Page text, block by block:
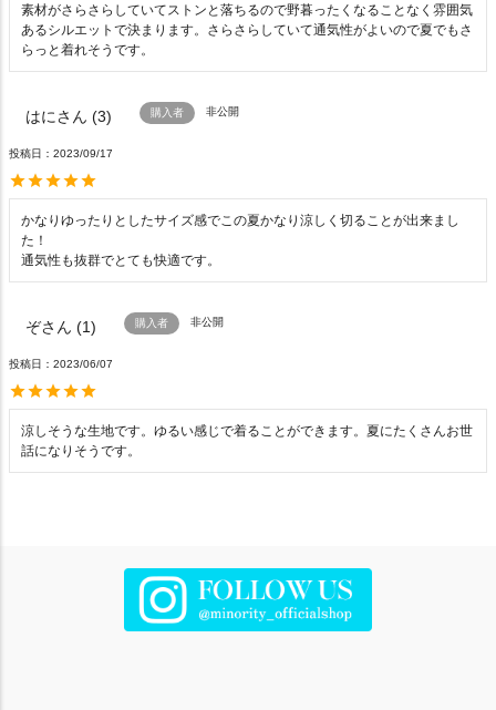
素材がさらさらしていてストンと落ちるので野暮ったくなることなく雰囲気
あるシルエットで決まります。さらさらしていて通気性がよいので夏でもさ
らっと着れそうです。
はに 3 購入者 非公開
投稿日 2023/09/17
かなりゆったりとしたサイズ感でこの夏かなり涼しく切ることが出来まし
た！
通気性も抜群でとても快適です。
ぞ 1 購入者 非公開
投稿日 2023/06/07
涼しそうな生地です。ゆるい感じで着ることができます。夏にたくさんお世
話になりそうです。